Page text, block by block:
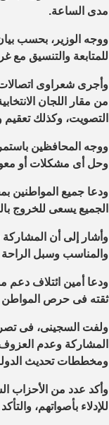
مدى الساعة.
ووجه الوزير، بحسب
للمتابعة والتنسيق مع
وأجرى شعراوى اتصالات
من مقار اللجان
التصويت، وكذلك تعقيم
ووجه المحافظين
وحل أى مشكلات أو
ودعا جميع المواطنين
الجميع يسعى للخروج
وأشار إلى أن
والمناسب وسبل الراحة
ودعا أمين ائتلاف دعم
ثقته فى حرص المواطن
ولفت السجينى، فى
المشاركة وعدم
ومخططات تحديث
وأكد عدد من الأحزاب
للإدلاء بأصواتهم،